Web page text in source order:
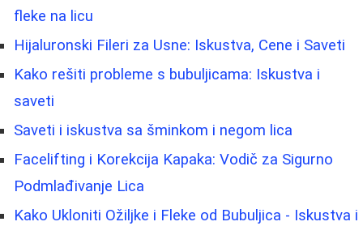
fleke na licu
Hijaluronski Fileri za Usne: Iskustva, Cene i Saveti
Kako rešiti probleme s bubuljicama: Iskustva i
saveti
Saveti i iskustva sa šminkom i negom lica
Facelifting i Korekcija Kapaka: Vodič za Sigurno
Podmlađivanje Lica
Kako Ukloniti Ožiljke i Fleke od Bubuljica - Iskustva i